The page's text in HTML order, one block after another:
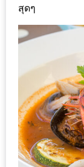
ปลาย
ชิ
ลล์
ไม่
เกิน
200
สุดๆ